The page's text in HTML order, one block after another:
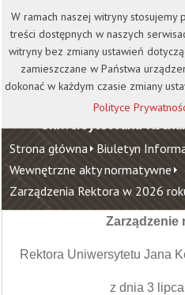
Kontakt
Wirtualna Uczelnia
Uniwersytet Jana
Strona główna Biuletyn
Wewnętrzne akty normatywne
Zarządzenia Rektora w 2026
Zarządzenie
Rektora Uniwersytetu Jana
z dnia 3
W ramach naszej witryny
treści dostępnych w naszych
witryny bez zmiany ustawień
zamieszczane w Państwa
dokonać w każdym czasie zmiany
Polityce